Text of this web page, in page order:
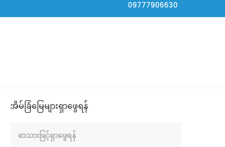
09777906630
အိမ်ခြံမြေများရှာဖွေရန်
စာသားဖြင့်ရှာဖွေရန်